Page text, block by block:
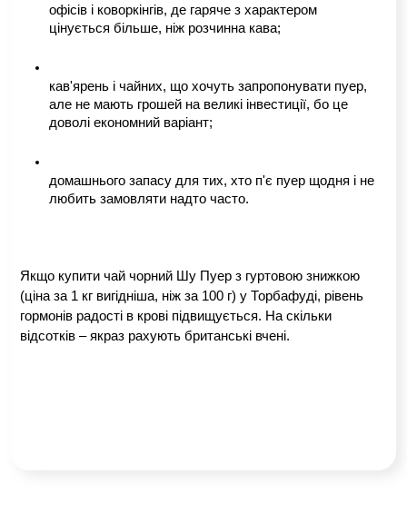
офісів і коворкінгів, де гаряче з характером
цінується більше, ніж розчинна кава;
кав'ярень і чайних, що хочуть запропонувати пуер,
але не мають грошей на великі інвестиції, бо це
доволі економний варіант;
домашнього запасу для тих, хто п'є пуер щодня і не
любить замовляти надто часто.
Якщо купити чай чорний Шу Пуер з гуртовою знижкою
(ціна за 1 кг вигідніша, ніж за 100 г) у Торбафуді, рівень
гормонів радості в крові підвищується. На скільки
відсотків – якраз рахують британські вчені.